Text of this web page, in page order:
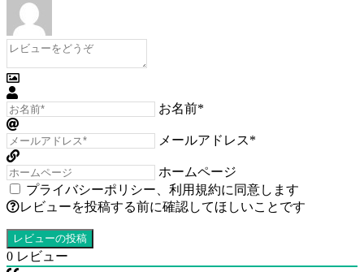
お名前*
メールアドレス*
ホームページ
プライバシーポリシー
利用規約に同意します
レビューを投稿する前に確認してほしいことです
0 レビュー